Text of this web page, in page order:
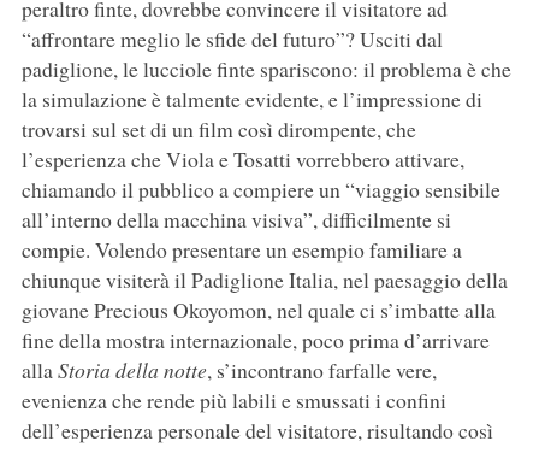
peraltro finte, dovrebbe convincere il visitatore ad
“affrontare meglio le sfide del futuro”? Usciti dal
padiglione, le lucciole finte spariscono: il problema è che
la simulazione è talmente evidente, e l’impressione di
trovarsi sul set di un film così dirompente, che
l’esperienza che Viola e Tosatti vorrebbero attivare,
chiamando il pubblico a compiere un “viaggio sensibile
all’interno della macchina visiva”, difficilmente si
compie. Volendo presentare un esempio familiare a
chiunque visiterà il Padiglione Italia, nel paesaggio della
giovane Precious Okoyomon, nel quale ci s’imbatte alla
fine della mostra internazionale, poco prima d’arrivare
allaStoria della notte, s’incontrano farfalle vere,
evenienza che rende più labili e smussati i confini
dell’esperienza personale del visitatore, risultando così